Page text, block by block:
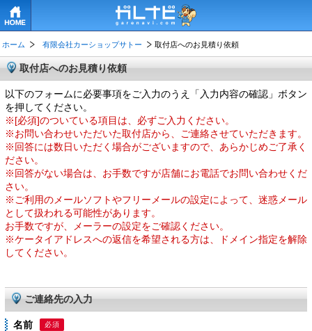
ホーム 有限会社カーショップサトー 取付店へのお見積り依頼
取付店へのお見積り依頼
以下のフォームに必要事項をご入力のうえ「入力内容の確認」ボタン
を押してください。
※[必須]のついている項目は、必ずご入力ください。
※お問い合わせいただいた取付店から、ご連絡させていただきます。
※回答には数日いただく場合がございますので、あらかじめご了承く
ださい。
※回答がない場合は、お手数ですが店舗にお電話でお問い合わせくだ
さい。
※ご利用のメールソフトやフリーメールの設定によって、迷惑メール
として扱われる可能性があります。
お手数ですが、メーラーの設定をご確認ください。
※ケータイアドレスへの返信を希望される方は、ドメイン指定を解除
してください。
ご連絡先の入力
名前 必須